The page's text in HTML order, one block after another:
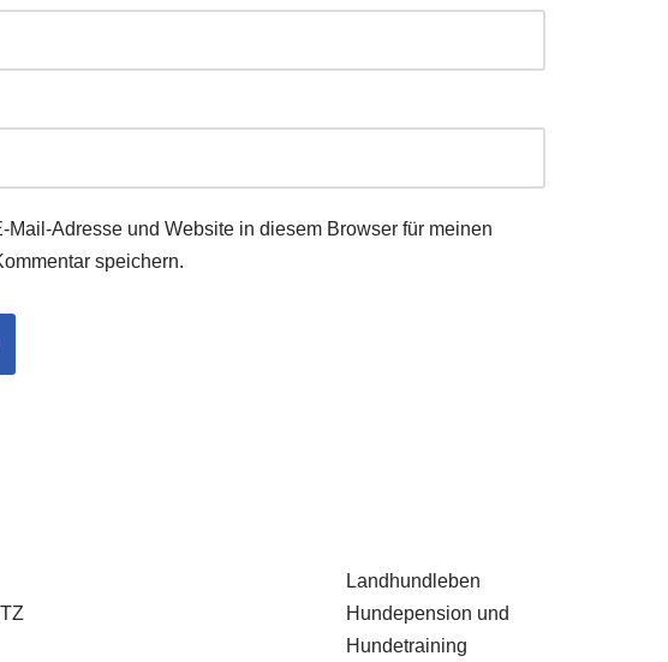
Mail-Adresse und Website in diesem Browser für meinen
speichern.
Landhundleben
Hundepension und
Hundetraining